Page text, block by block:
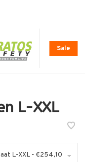
Sale
L-XXL
L-XXL - €254,10